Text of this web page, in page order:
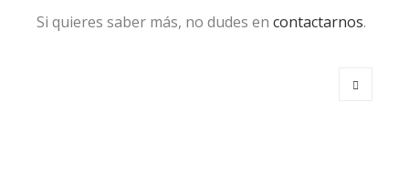
Si quieres saber más, no dudes en contactarnos.